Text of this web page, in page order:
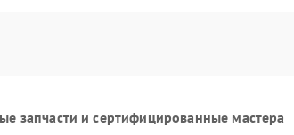
запчасти и сертифицированные мастера